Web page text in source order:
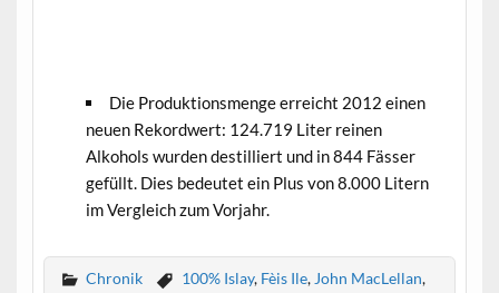
Die Produktionsmenge erreicht 2012 einen
neuen Rekordwert: 124.719 Liter reinen
Alkohols wurden destilliert und in 844 Fässer
gefüllt. Dies bedeutet ein Plus von 8.000 Litern
im Vergleich zum Vorjahr.
Chronik 100% Islay, Fèis Ile, John MacLellan,